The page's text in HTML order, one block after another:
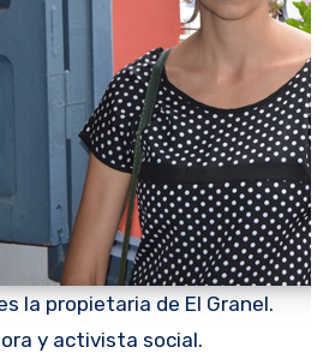
la propietaria de El Granel.
y activista social.